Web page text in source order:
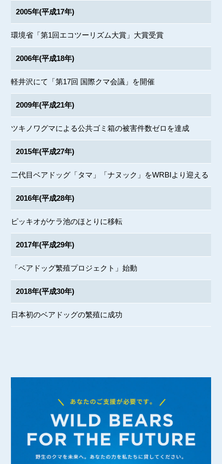
2005年(平成17年)
環境省「第1回エコツーリズム大賞」大賞受賞
2006年(平成18年)
軽井沢にて「第17回 国際クマ会議」を開催
2009年(平成21年)
ツキノワグマによる公共ゴミ箱の被害件数ゼロを達成
2015年(平成27年)
二代目ベアドッグ「タマ」「ナヌック」をWRBIより迎える
2016年(平成28年)
ピッキオがケラ池のほとりに移転
2017年(平成29年)
「ベアドッグ繁殖プロジェクト」始動
2018年(平成30年)
日本初のベアドッグの繁殖に成功